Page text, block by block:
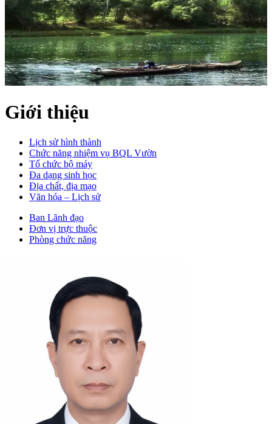
Giới thiệu
Lịch sử hình thành
Chức năng nhiệm vụ BQL Vườn
Tổ chức bộ máy
Đa dạng sinh học
Địa chất, địa mạo
Văn hóa – Lịch sử
Ban Lãnh đạo
Đơn vị trực thuộc
Phòng chức năng